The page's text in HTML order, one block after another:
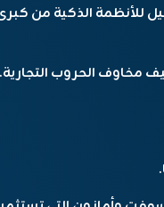
للأنظمة الذكية من